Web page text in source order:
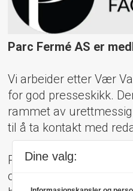
Parc Fermé AS er
Vi arbeider etter Vær
for god presseskikk.
rammet av
til å ta kontakt med
Pressens Faglige
oppnevnt av Norsk
Dine valg: